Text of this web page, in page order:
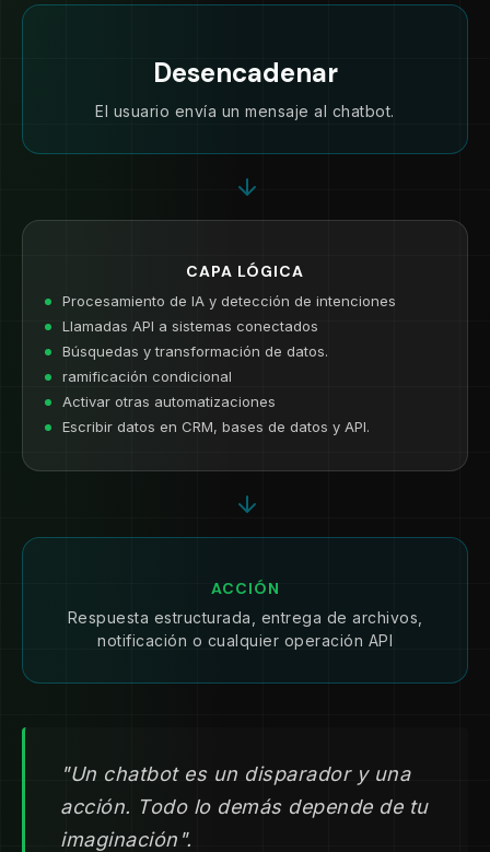
Desencadenar
El usuario envía un mensaje al chatbot.
CAPA LÓGICA
Procesamiento de IA y detección de intenciones
Llamadas API a sistemas conectados
Búsquedas y transformación de datos.
ramificación condicional
Activar otras automatizaciones
Escribir datos en CRM, bases de datos y API.
ACCIÓN
Respuesta estructurada, entrega de archivos,
notificación o cualquier operación API
"Un chatbot es un disparador y una
acción. Todo lo demás depende de tu
imaginación".